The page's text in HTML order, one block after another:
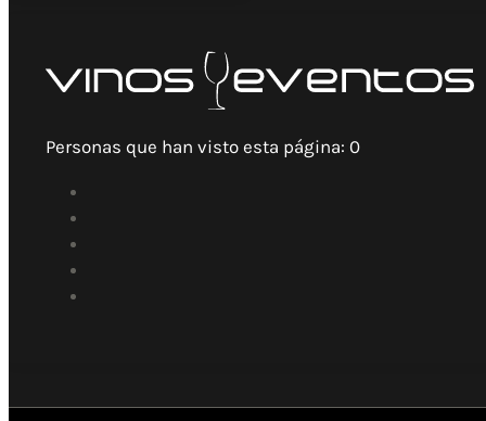
Personas que han visto esta página: 0